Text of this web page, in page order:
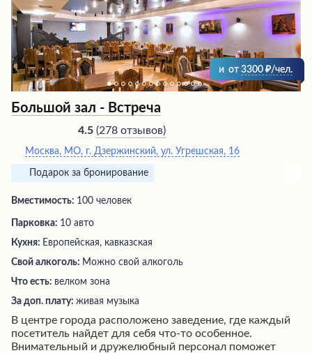
рыбалки, что гарантирует незабываемый отдых для
всей семьи.
и от 3300 /чел.
Большой зал - Встреча
4.5 (278 отзывов)
Москва, МО, г. Дзержинский, ул. Угрешская, 16
Подарок за бронирование
Вместимость: 100 человек
Парковка: 10 авто
Кухня: Европейская, кавказская
Свой алкоголь: Можно свой алкоголь
Что есть: велком зона
За доп. плату: живая музыка
В центре города расположено заведение, где каждый
посетитель найдет для себя что-то особенное.
Внимательный и дружелюбный персонал поможет